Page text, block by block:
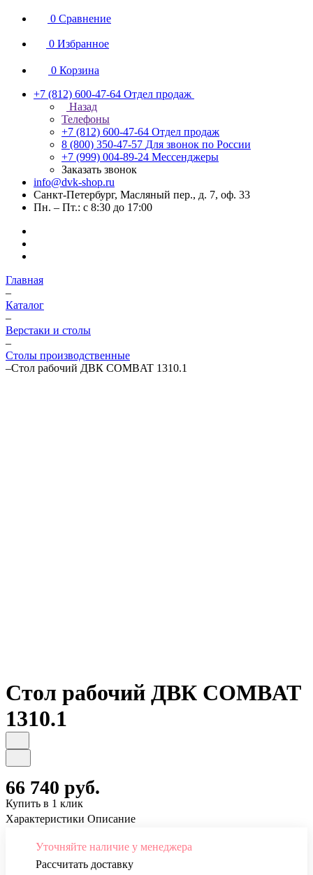
0 Сравнение
0 Избранное
0 Корзина
+7 (812) 600-47-64 Отдел продаж
Назад
Телефоны
+7 (812) 600-47-64 Отдел продаж
8 (800) 350-47-57 Для звонок по России
+7 (999) 004-89-24 Мессенджеры
Заказать звонок
info@dvk-shop.ru
Санкт-Петербург, Масляный пер., д. 7, оф. 33
Пн. – Пт.: с 8:30 до 17:00
Главная
–
Каталог
–
Верстаки и столы
–
Столы производственные
–Стол рабочий ДВК COMBAT 1310.1
Стол рабочий ДВК COMBAT
1310.1
66 740 руб.
Купить в 1 клик
Характеристики Описание
Уточняйте наличие у менеджера
Рассчитать доставку